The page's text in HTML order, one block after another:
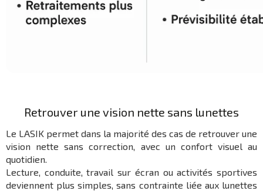
Retrouver une vision nette sans lunettes
Le LASIK permet dans la majorité des cas de retrouver une
vision nette sans correction, avec un confort visuel au
quotidien.
Lecture, conduite, travail sur écran ou activités sportives
deviennent plus simples, sans contrainte liée aux lunettes